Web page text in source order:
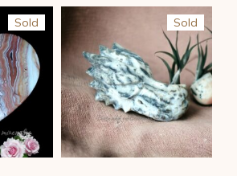
Sold Sold